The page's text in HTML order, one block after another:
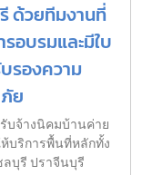
ด้วยทีมงานที่
อบรมและมีใบ
รองความ
ย
บจ้างนิคมบ้านค่าย
ห้บริการพื้นที่หลักทั้ง
ลบุรี ปราจีนบุรี